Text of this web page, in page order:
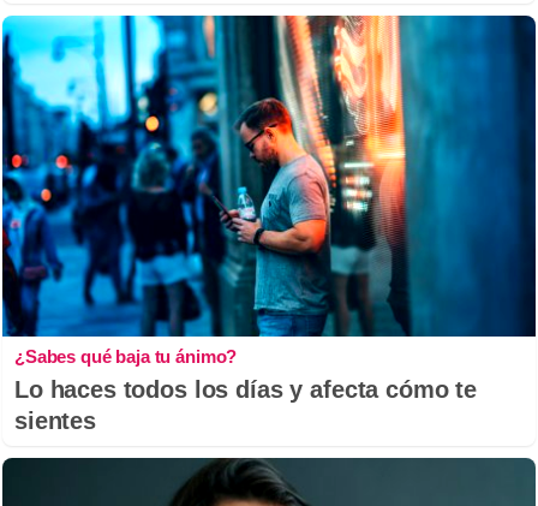
¿Sabes qué baja tu ánimo?
Lo haces todos los días y afecta cómo te
sientes